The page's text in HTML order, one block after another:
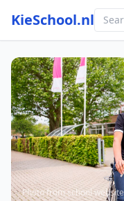
KieSchool.nl
Photo from school website